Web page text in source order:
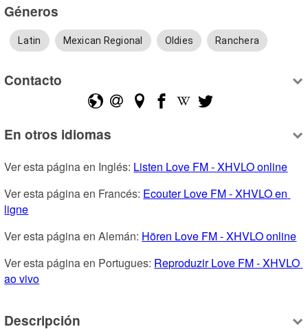
Géneros
Latin Mexican Regional Oldies Ranchera
Contacto
En otros idiomas
Ver esta página en Inglés: Listen Love FM - XHVLO online
Ver esta página en Francés: Ecouter Love FM - XHVLO en
ligne
Ver esta página en Alemán: Hören Love FM - XHVLO online
Ver esta página en Portugues: Reproduzir Love FM - XHVLO
ao vivo
Descripción